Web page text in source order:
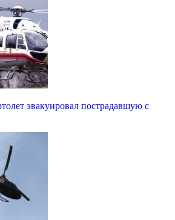
эвакуировал пострадавшую с